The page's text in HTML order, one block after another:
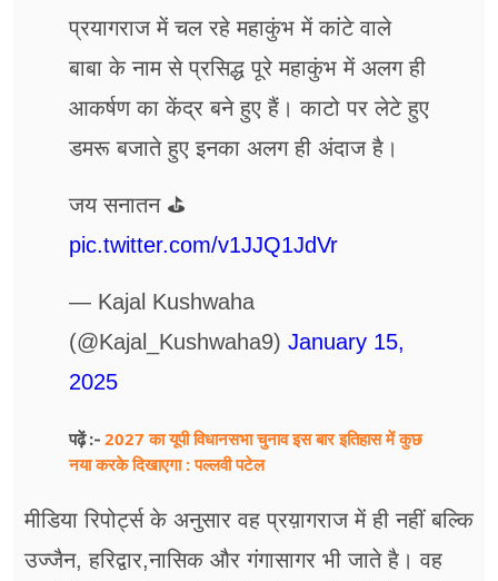
प्रयागराज में चल रहे महाकुंभ में कांटे वाले
बाबा के नाम से प्रसिद्ध पूरे महाकुंभ में अलग ही
आकर्षण का केंद्र बने हुए हैं। काटो पर लेटे हुए
डमरू बजाते हुए इनका अलग ही अंदाज है।
जय सनातन ⛳
pic.twitter.com/v1JJQ1JdVr
— Kajal Kushwaha
(@Kajal_Kushwaha9) January 15,
2025
पढ़ें :- 2027 का यूपी विधानसभा चुनाव इस बार इतिहास में कुछ
नया करके दिखाएगा : पल्लवी पटेल
मीडिया रिपोर्ट्स के अनुसार वह प्रय़ागराज में ही नहीं बल्कि
उज्जैन, हरिद्वार,नासिक और गंगासागर भी जाते है। वह